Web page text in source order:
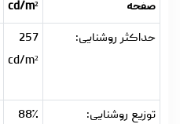
صفحه
cd/m²
حداکثر روشنایی:
257
cd/m²
توزیع روشنایی:
88٪